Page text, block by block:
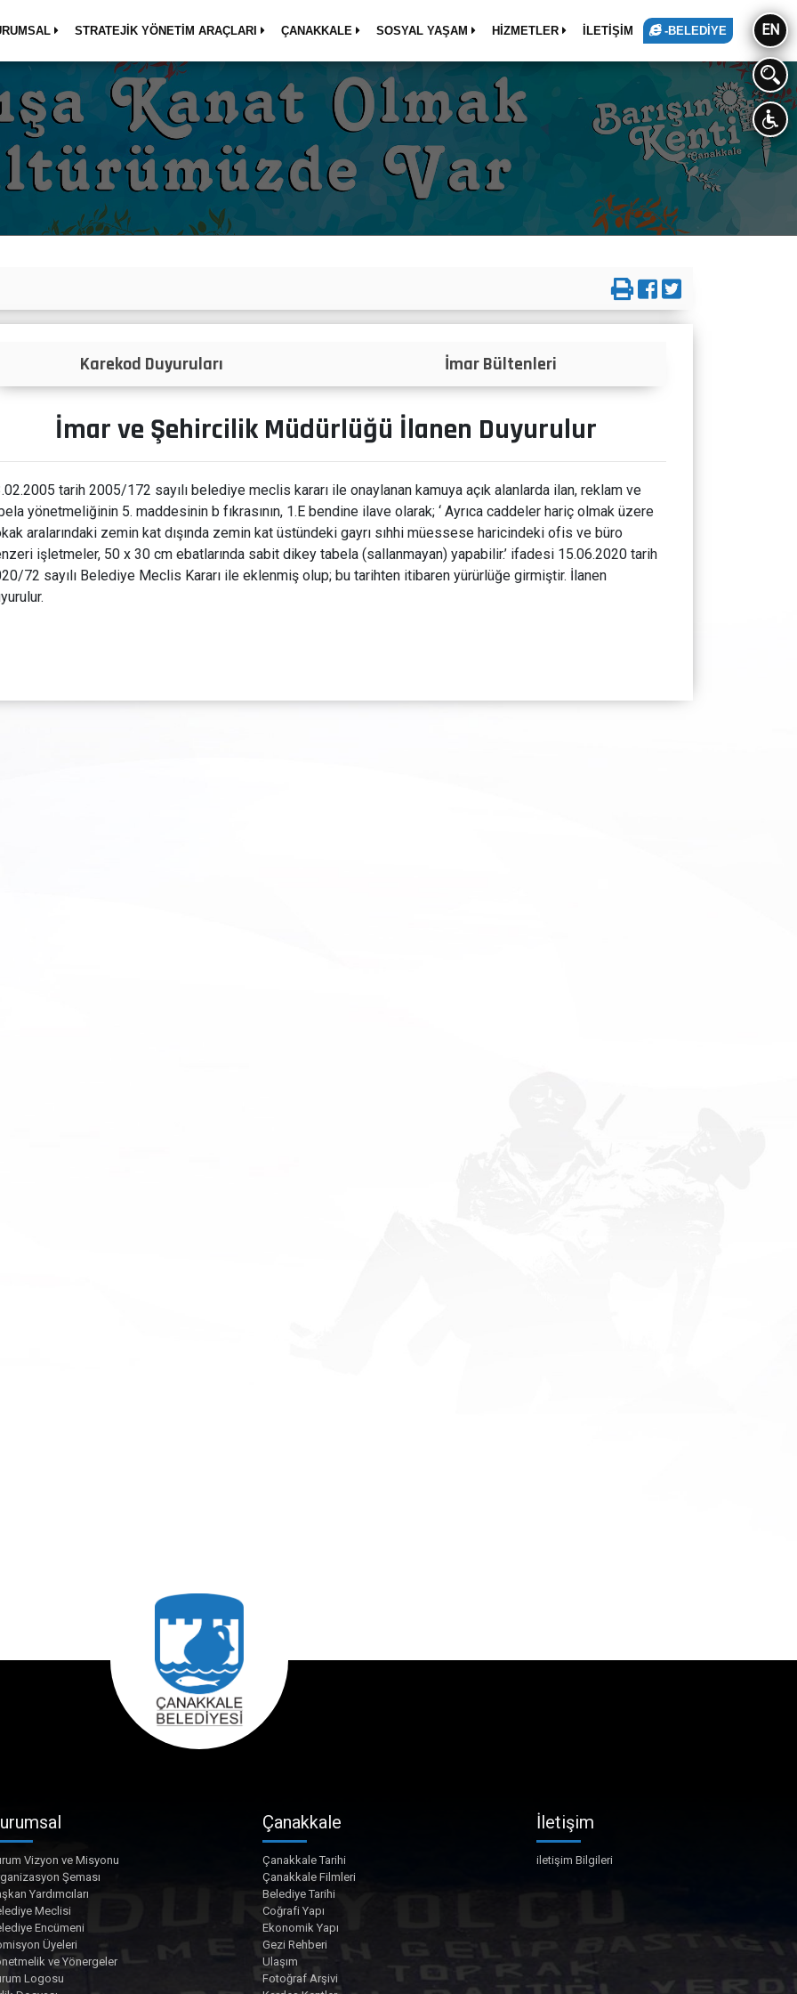
STRATEJİK YÖNETİM ARAÇLARI ÇANAKKALE SOSYAL YAŞAM HİZMETLER İLETİŞİM -BELEDİYE EN
İmar ve Şehircilik Müdürlüğü İlanen Duyurulur
tarih 2005/172 sayılı belediye meclis kararı ile onaylanan kamuya açık alanlarda ilan, reklam ve
yönetmeliğinin 5. maddesinin b fıkrasının, 1.E bendine ilave olarak; ‘ Ayrıca caddeler hariç olmak üzere
aralarındaki zemin kat dışında zemin kat üstündeki gayrı sıhhi müessese haricindeki ofis ve büro
işletmeler, 50 x 30 cm ebatlarında sabit dikey tabela (sallanmayan) yapabilir.’ ifadesi 15.06.2020 tarih
72 sayılı Belediye Meclis Kararı ile eklenmiş olup; bu tarihten itibaren yürürlüğe girmiştir. İlanen
Vizyon ve Misyonu
Şeması
Yardımcıları
Meclisi
Encümeni
Üyeleri
ve Yönergeler
Logosu
Çanakkale
Çanakkale Tarihi
Çanakkale Filmleri
Belediye Tarihi
Coğrafi Yapı
Ekonomik Yapı
Gezi Rehberi
Ulaşım
Fotoğraf Arşivi
İletişim
iletişim Bilgileri